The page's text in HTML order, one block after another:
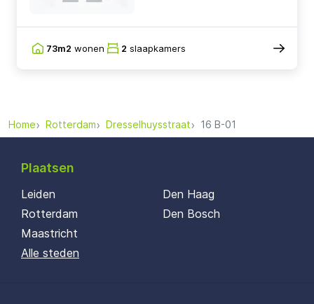
73m2 wonen 2 slaapkamers
Home Rotterdam Dresselhuysstraat 16 B-01
Plaatsen
Leiden
Rotterdam
Maastricht
Den Haag
Den Bosch
Alle steden